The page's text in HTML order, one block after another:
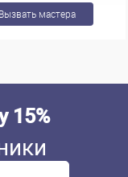
Вызвать мастера
15%